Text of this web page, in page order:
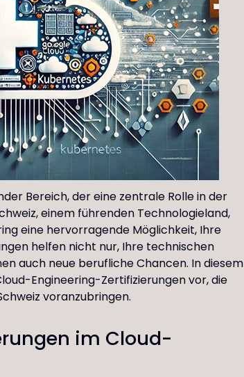
Bereich, der eine zentrale Rolle in der
einem führenden Technologieland,
eine hervorragende Möglichkeit, Ihre
helfen nicht nur, Ihre technischen
auch neue berufliche Chancen. In diesem
Engineering-Zertifizierungen vor, die
voranzubringen.
im Cloud-